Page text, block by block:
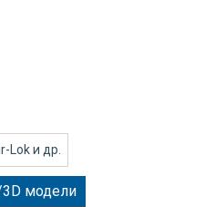
Lok и др.
3D модели